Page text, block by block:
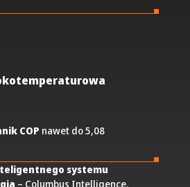
COP nawet do 5,08
systemu
– Columbus Intelligence.